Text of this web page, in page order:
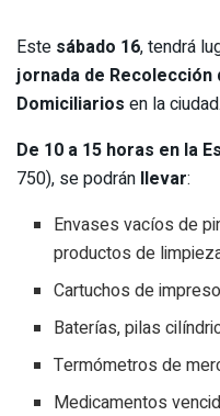
Este sábado 16, tendrá
jornada de
Domiciliarios en la ciudad.
De 10 a 15 horas en la
750), se podrán llevar:
Envases vacíos de
productos de
Cartuchos de
Baterías, pilas
Termómetros de
Medicamentos